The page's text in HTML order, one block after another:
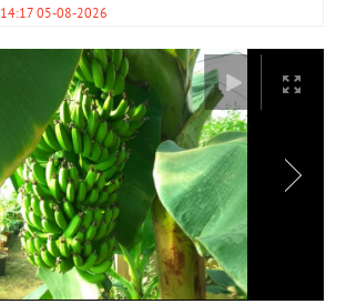
14:17 05-08-2026